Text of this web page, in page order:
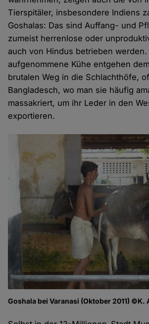
Tierspitäler, insbesondere Indiens
Goshalas: Das sind Auffang- und
zumeist herrenlose oder
auch von Hindus betrieben werden.
aufgenommene Kühe entgehen
brutalen Weg in die Schlachthöfe,
Bangladesch, wo man sie häufig
massakriert, um ihr Leder in den
exportieren.
Goshala bei Varanasi (Oktober 2011) ©K.